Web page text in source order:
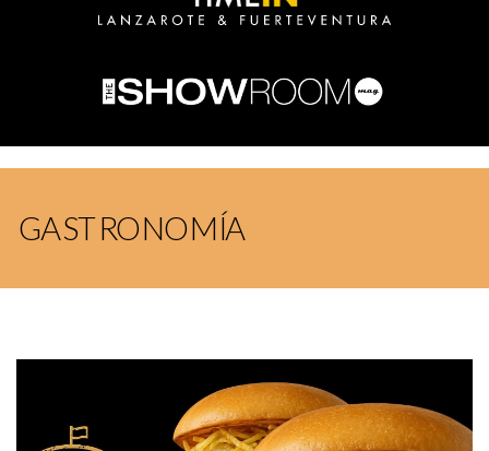
GASTRONOMÍA